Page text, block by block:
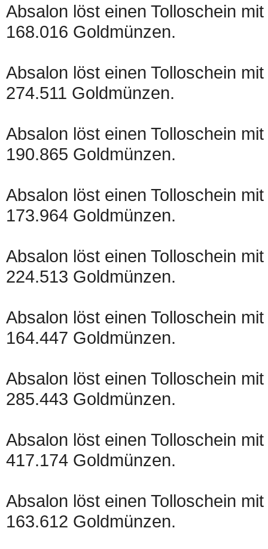
Absalon löst einen Tolloschein
168.016 Goldmünzen.
Absalon löst einen Tolloschein
274.511 Goldmünzen.
Absalon löst einen Tolloschein
190.865 Goldmünzen.
Absalon löst einen Tolloschein
173.964 Goldmünzen.
Absalon löst einen Tolloschein
224.513 Goldmünzen.
Absalon löst einen Tolloschein
164.447 Goldmünzen.
Absalon löst einen Tolloschein
285.443 Goldmünzen.
Absalon löst einen Tolloschein
417.174 Goldmünzen.
Absalon löst einen Tolloschein
163.612 Goldmünzen.